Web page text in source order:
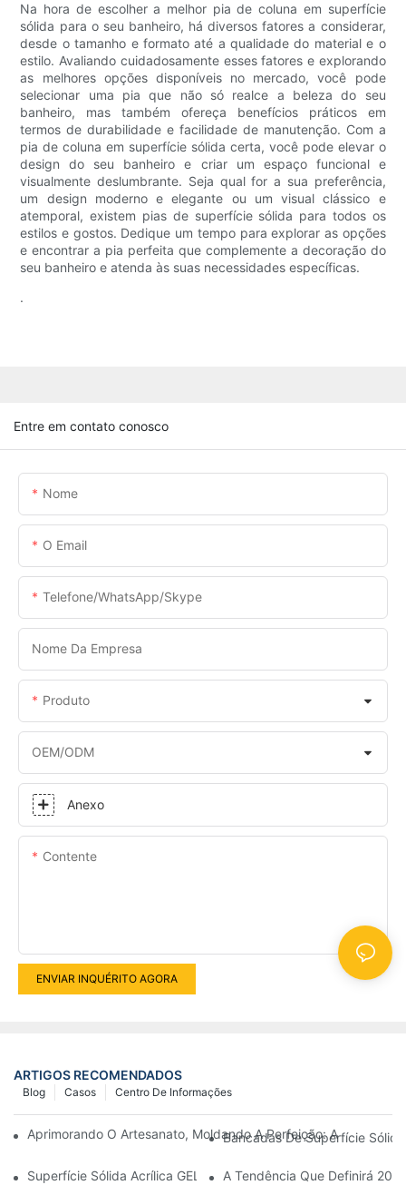
Na hora de escolher a melhor pia de coluna em superfície
sólida para o seu banheiro, há diversos fatores a considerar,
desde o tamanho e formato até a qualidade do material e o
estilo. Avaliando cuidadosamente esses fatores e explorando
as melhores opções disponíveis no mercado, você pode
selecionar uma pia que não só realce a beleza do seu
banheiro, mas também ofereça benefícios práticos em
termos de durabilidade e facilidade de manutenção. Com a
pia de coluna em superfície sólida certa, você pode elevar o
design do seu banheiro e criar um espaço funcional e
visualmente deslumbrante. Seja qual for a sua preferência,
um design moderno e elegante ou um visual clássico e
atemporal, existem pias de superfície sólida para todos os
estilos e gostos. Dedique um tempo para explorar as opções
e encontrar a pia perfeita que complemente a decoração do
seu banheiro e atenda às suas necessidades específicas.
.
Entre em contato conosco
Nome
O Email
Telefone/WhatsApp/Skype
Nome Da Empresa
Produto
OEM/ODM
Anexo
Contente
ENVIAR INQUÉRITO AGORA
ARTIGOS RECOMENDADOS
Centro De Informações
Casos
Blog
Aprimorando O Artesanato, Moldando A Perfeição: A Essência
Bancadas De Superfície
Superfície Sólida Acrílica GELANDY — Desempenho Em
A Tendência Que Definirá